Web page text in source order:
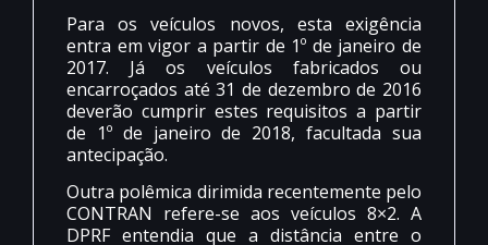
Para os veículos novos, esta exigência
entra em vigor a partir de 1º de janeiro de
2017. Já os veículos fabricados ou
encarroçados até 31 de dezembro de 2016
deverão cumprir estes requisitos a partir
de 1º de janeiro de 2018, facultada sua
antecipação.
Outra polêmica dirimida recentemente pelo
CONTRAN refere-se aos veículos 8×2. A
DPRF entendia que a distância entre o